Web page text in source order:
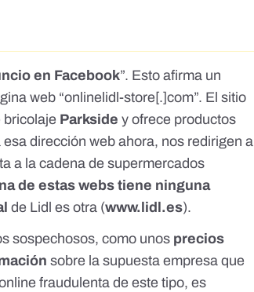
en Facebook”. Esto afirma un
web “onlinelidl-store[.]com”. El sitio
bricolaje Parkside y ofrece productos
dirección web ahora, nos redirigen a
a la cadena de supermercados
de estas webs tiene ninguna
de Lidl es otra (www.lidl.es).
sospechosos, como unos precios
sobre la supuesta empresa que
fraudulenta de este tipo,es